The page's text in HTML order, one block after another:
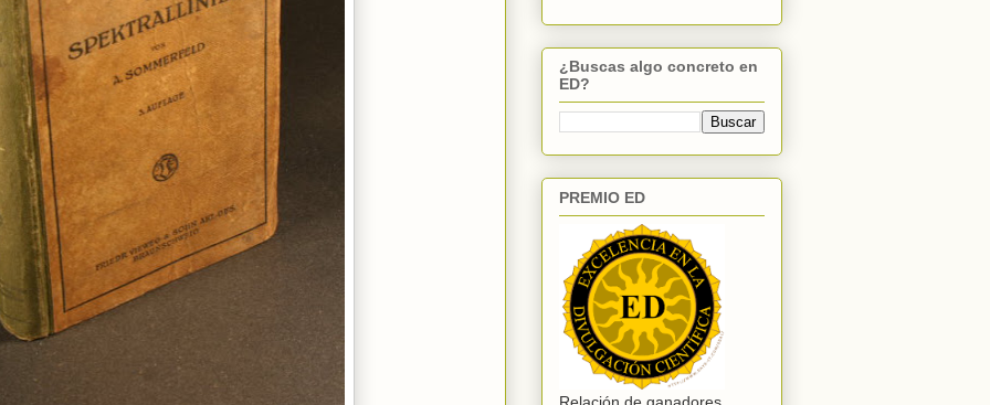
¿Buscas algo concreto en
ED?
PREMIO ED
Relación de ganadores